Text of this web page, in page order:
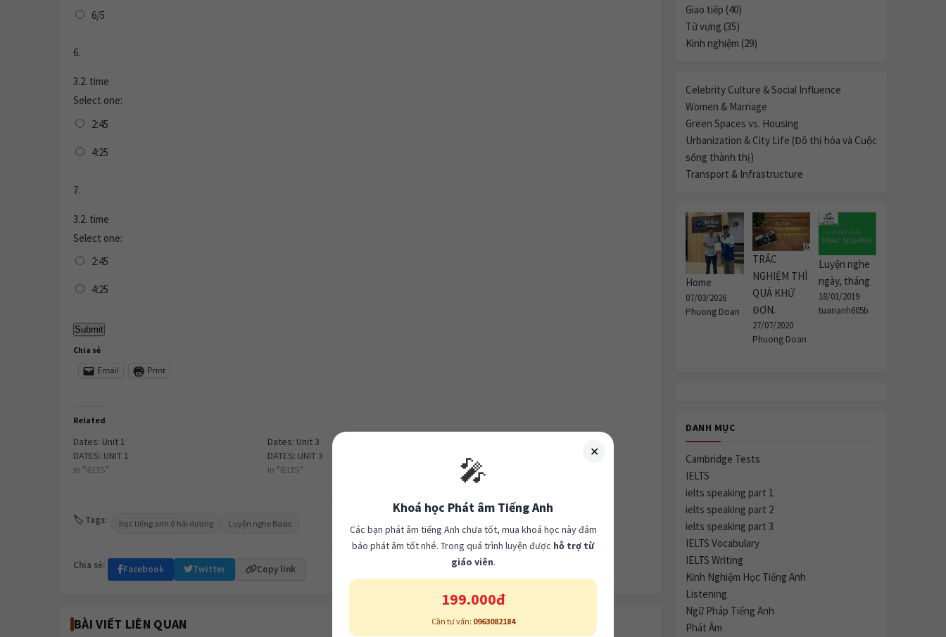
6/5
6.
3.2. time
Select one:
2:45
4:25
7.
3.2. time
Select one:
2:45
4:25
Chia sẻ
Email Print
Related
Dates: Unit 1
DATES: UNIT 1
In "IELTS"
Dates: Unit 3
DATES: UNIT 3
In "IELTS"
DATES: UNIT 4
In "IELTS"
🏷 Tags: học tiếng anh ở hải dương Luyện nghe Basic
Chia sẻ: Facebook Twitter Copy link
BÀI VIẾT LIÊN QUAN
Giao tiếp (40)
Từ vựng (35)
Kinh nghiệm (29)
Celebrity Culture & Social Influence
Women & Marriage
Green Spaces vs. Housing
Urbanization & City Life (Đô thị hóa và Cuộc
sống thành thị)
Transport & Infrastructure
Home
07/03/2026
Phuong Doan
TRẮC
NGHIỆM THÌ
QUÁ KHỨ
ĐƠN.
27/07/2020
Phuong Doan
Luyện nghe
ngày, tháng
18/01/2019
tuananh605b
DANH MỤC
Cambridge Tests
IELTS
ielts speaking part 1
ielts speaking part 2
ielts speaking part 3
IELTS Vocabulary
IELTS Writing
Kinh Nghiệm Học Tiếng Anh
Listening
Ngữ Pháp Tiếng Anh
Phát Âm
✕
🎤
Khoá học Phát âm Tiếng Anh
Các bạn phát âm tiếng Anh chưa tốt, mua khoá học này đảm
bảo phát âm tốt nhé. Trong quá trình luyện được hỗ trợ từ
giáo viên.
199.000đ
Cần tư vấn: 0963082184